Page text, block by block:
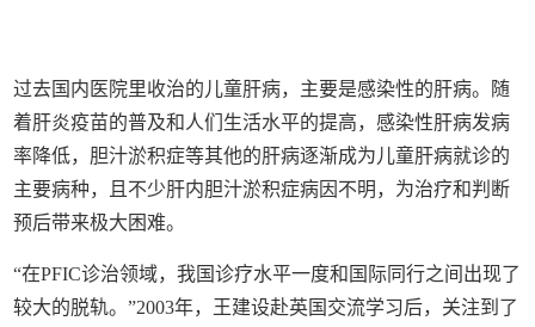
过去国内医院里收治的儿童肝病，主要是感染性的肝病。随
着肝炎疫苗的普及和人们生活水平的提高，感染性肝病发病
率降低，胆汁淤积症等其他的肝病逐渐成为儿童肝病就诊的
主要病种，且不少肝内胆汁淤积症病因不明，为治疗和判断
预后带来极大困难。
“在PFIC诊治领域，我国诊疗水平一度和国际同行之间出现了
较大的脱轨。”2003年，王建设赴英国交流学习后，关注到了